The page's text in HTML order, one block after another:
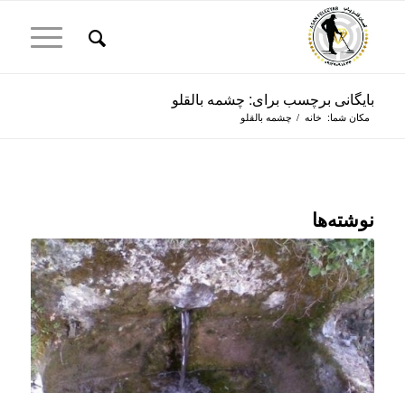
بایگانی برچسب برای: چشمه بالقلو
مکان شما: خانه / چشمه بالقلو
نوشته‌ها